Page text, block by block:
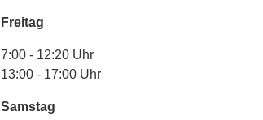
Freitag
7:00 - 12:20 Uhr
13:00 - 17:00 Uhr
Samstag